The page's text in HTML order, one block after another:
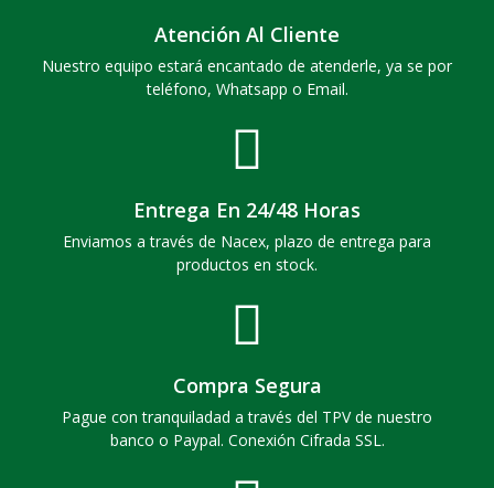
Atención Al Cliente
Nuestro equipo estará encantado de atenderle, ya se por
teléfono, Whatsapp o Email.
Entrega En 24/48 Horas
Enviamos a través de Nacex, plazo de entrega para
productos en stock.
Compra Segura
Pague con tranquiladad a través del TPV de nuestro
banco o Paypal. Conexión Cifrada SSL.